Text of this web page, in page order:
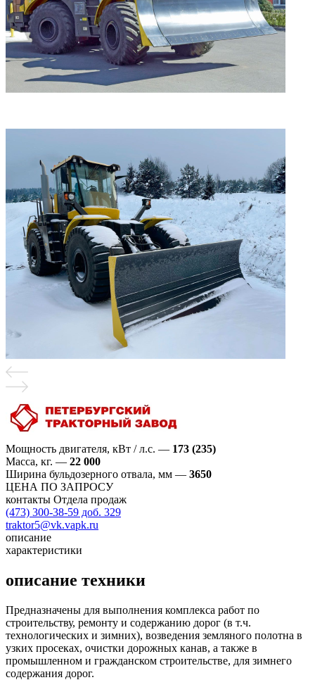
Мощность двигателя, кВт / л.с. — 173 (235)
Масса, кг. — 22 000
Ширина бульдозерного отвала, мм — 3650
ЦЕНА ПО ЗАПРОСУ
контакты Отдела продаж
(473) 300-38-59 доб. 329
traktor5@vk.vapk.ru
описание
характеристики
описание техники
Предназначены для выполнения комплекса работ по
строительству, ремонту и содержанию дорог (в т.ч.
технологических и зимних), возведения земляного полотна в
узких просеках, очистки дорожных канав, а также в
промышленном и гражданском строительстве, для зимнего
содержания дорог.